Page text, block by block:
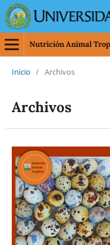
Nutrición Animal
Inicio / Archivos
Archivos